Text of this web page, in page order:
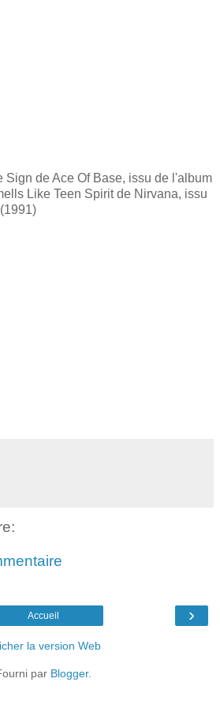
Sign de Ace Of Base, issu de l'album
Like Teen Spirit de Nirvana, issu
›
Accueil
la version Web
par Blogger.